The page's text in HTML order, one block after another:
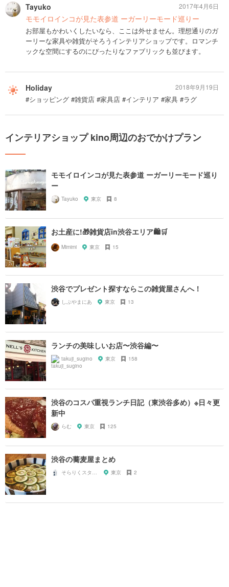
Tayuko
モモイロインコが見た表参道 ーガーリーモード巡りー
お部屋もかわいくしたいなら、ここは外せません。理想通りのガ
ーリーな家具や雑貨がそろうインテリアショップです。ロマンチ
ックな空間にするのにぴったりなファブリックも並びます。
2017年4月6日
Holiday
#ショッピング #雑貨店 #家具店 #インテリア #家具 #ラグ
2018年9月19日
インテリアショップ kino周辺のおでかけプラン
モモイロインコが見た表参道 ーガーリーモード巡り
ー
Tayuko 東京 8
お土産に!🎁雑貨店in渋谷エリア🛍🛒
Mimimi 東京 15
渋谷でプレゼント探すならこの雑貨屋さんへ！
しぶやまにあ 東京 13
ランチの美味しいお店〜渋谷編〜
takuji_sugino 東京 158
渋谷のコスパ重視ランチ日記（東渋谷多め）※日々更
新中
らむ 東京 125
渋谷の蕎麦屋まとめ
東京 2